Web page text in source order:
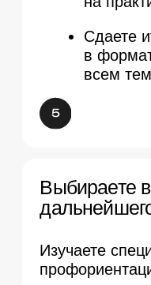
Или свяжитесь с нами в
Я согласен получать звонки, email-
в мессенджерах от Психодемии
Получить
Нажимая кнопку, я соглашаюсь на